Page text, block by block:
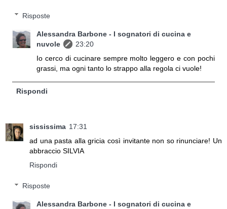
Risposte
Alessandra Barbone - I sognatori di cucina e
nuvole
23:20
Io cerco di cucinare sempre molto leggero e con pochi
grassi, ma ogni tanto lo strappo alla regola ci vuole!
Rispondi
sississima 17:31
ad una pasta alla gricia così invitante non so rinunciare! Un
abbraccio SILVIA
Rispondi
Risposte
Alessandra Barbone - I sognatori di cucina e